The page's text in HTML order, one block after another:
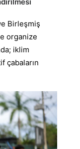
Birleşmiş
organize
iklim
çabaların